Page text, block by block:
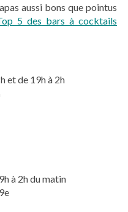
aussi bons que pointus
5 des bars à cocktails
et de 19h à 2h
à 2h du matin